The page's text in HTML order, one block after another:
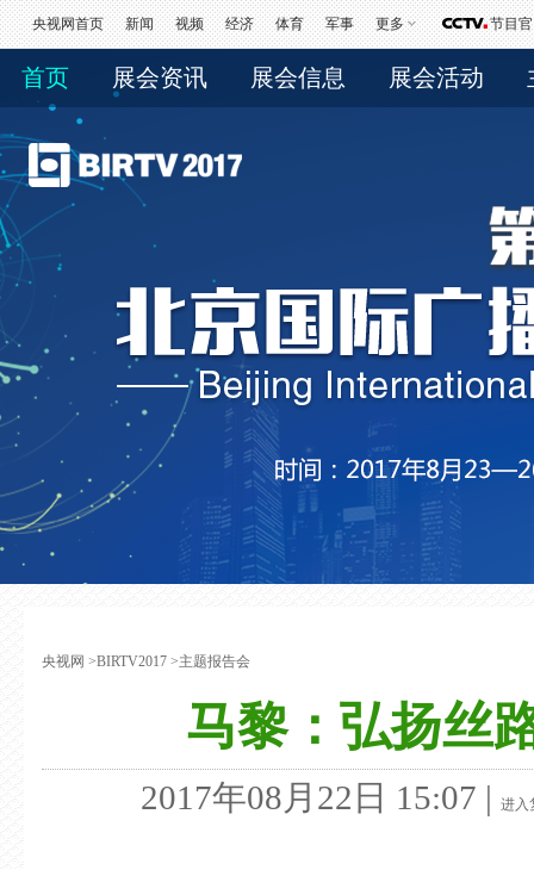
央视网首页 新闻 视频 经济 体育 军事 更多 节目
首页 展会资讯 展会信息 展会活动
央视网 >BIRTV2017 >主题报告会
马黎：弘扬丝
2017年08月22日 15:07 | 进入